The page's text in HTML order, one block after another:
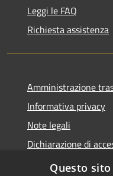
Leggi le FAQ
Richiesta assistenza
Amministrazione
Informativa privacy
Note legali
Dichiarazione di
Whistleblowing
Questo